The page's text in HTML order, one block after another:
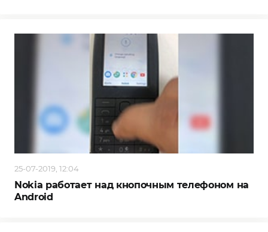
25-07-2019, 12:04
Nokia работает над кнопочным телефоном на
Android